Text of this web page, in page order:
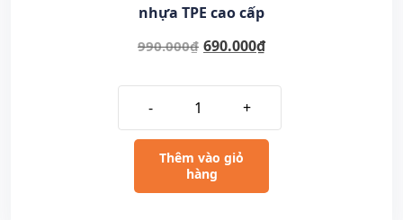
nhựa TPE cao cấp
990.000₫ 690.000₫
- +
Thêm vào giỏ
hàng